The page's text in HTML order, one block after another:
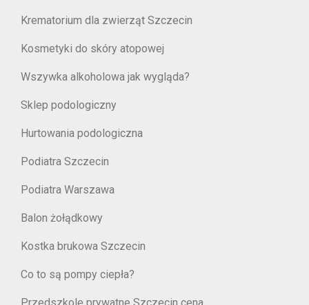
Krematorium dla zwierząt Szczecin
Kosmetyki do skóry atopowej
Wszywka alkoholowa jak wygląda?
Sklep podologiczny
Hurtowania podologiczna
Podiatra Szczecin
Podiatra Warszawa
Balon żołądkowy
Kostka brukowa Szczecin
Co to są pompy ciepła?